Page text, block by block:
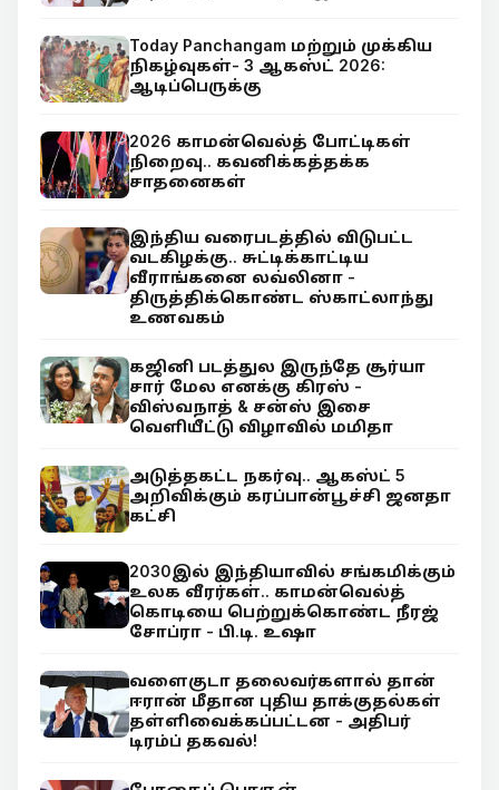
Today Panchangam மற்றும் முக்கிய
நிகழ்வுகள்- 3 ஆகஸ்ட் 2026:
ஆடிப்பெருக்கு
2026 காமன்வெல்த் போட்டிகள்
நிறைவு.. கவனிக்கத்தக்க
சாதனைகள்
இந்திய வரைபடத்தில் விடுபட்ட
வடகிழக்கு.. சுட்டிக்காட்டிய
வீராங்கனை லவ்லினா -
திருத்திக்கொண்ட ஸ்காட்லாந்து
உணவகம்
கஜினி படத்துல இருந்தே சூர்யா
சார் மேல எனக்கு கிரஸ் -
விஸ்வநாத் & சன்ஸ் இசை
வெளியீட்டு விழாவில் மமிதா
அடுத்தகட்ட நகர்வு.. ஆகஸ்ட் 5
அறிவிக்கும் கரப்பான்பூச்சி ஜனதா
கட்சி
2030இல் இந்தியாவில் சங்கமிக்கும்
உலக வீரர்கள்.. காமன்வெல்த்
கொடியை பெற்றுக்கொண்ட நீரஜ்
சோப்ரா - பி.டி. உஷா
வளைகுடா தலைவர்களால் தான்
ஈரான் மீதான புதிய தாக்குதல்கள்
தள்ளிவைக்கப்பட்டன - அதிபர்
டிரம்ப் தகவல்!